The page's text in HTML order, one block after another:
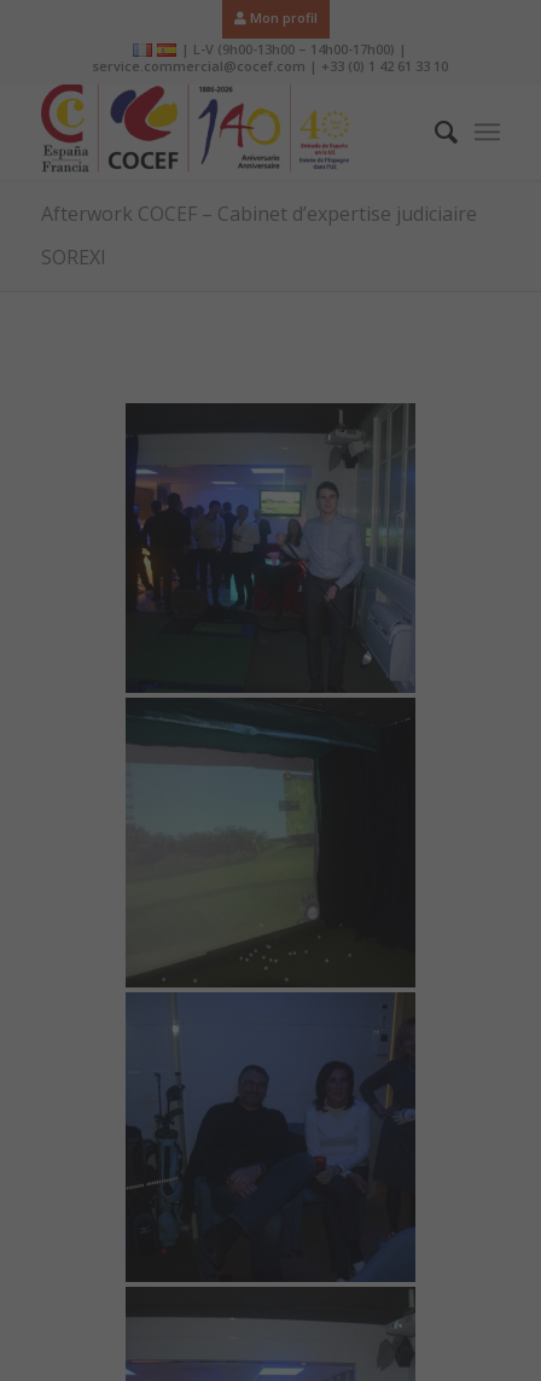
Mon profil
| L-V (9h00-13h00 – 14h00-17h00) |
service.commercial@cocef.com | +33 (0) 1 42 61 33 10
Afterwork COCEF – Cabinet d’expertise judiciaire
SOREXI